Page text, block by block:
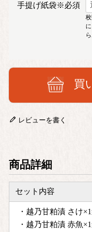
買
手提げ紙袋※必須
レビューを書く
商品詳細
セット内容
・越乃甘粕漬 さけ
・越乃甘粕漬 赤魚